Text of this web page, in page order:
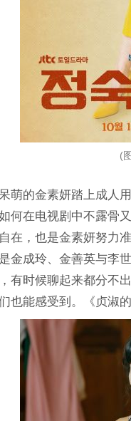
(
萌的金素妍踏上成人
何在电视剧中不露骨
在，也是金素妍努力
金成玲、金善英与李
有时候聊起来都分不
也能感受到。《贞淑